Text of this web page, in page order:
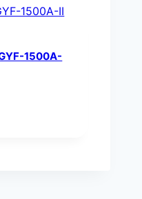
1500A-